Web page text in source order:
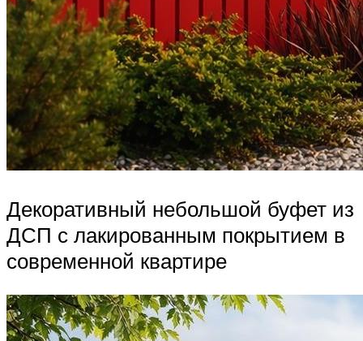
Декоративный небольшой буфет из
ДСП с лакированным покрытием в
современной квартире